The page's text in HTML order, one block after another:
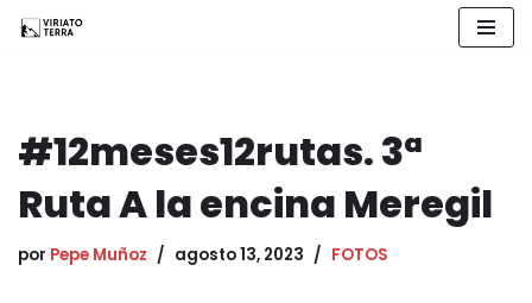
#12meses12rutas. 3ª
Ruta A la encina Meregil
por Pepe Muñoz agosto 13, 2023 FOTOS